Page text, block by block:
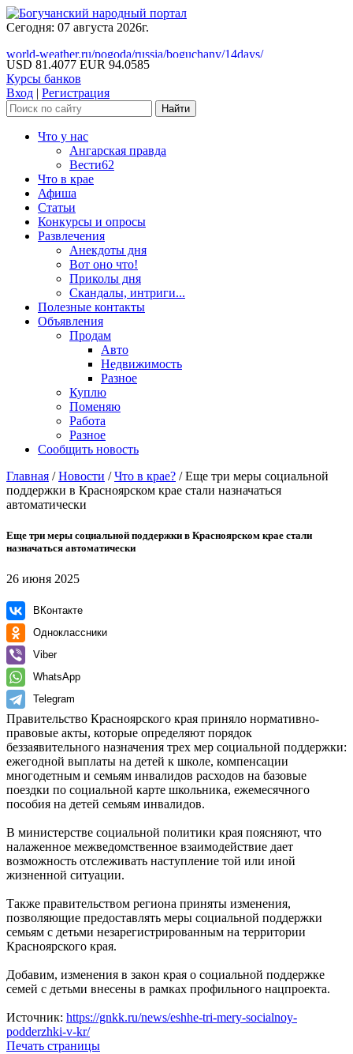
Сегодня: 07 августа 2026г.
world-weather.ru/pogoda/russia/boguchany/14days/
USD 81.4077 EUR 94.0585
Курсы банков
Вход | Регистрация
Что у нас
Ангарская правда
Вести62
Что в крае
Афиша
Статьи
Конкурсы и опросы
Развлечения
Анекдоты дня
Вот оно что!
Приколы дня
Скандалы, интриги...
Полезные контакты
Объявления
Продам
Авто
Недвижимость
Разное
Куплю
Поменяю
Работа
Разное
Сообщить новость
Главная /Новости /Что в крае? /Еще три меры социальной
поддержки в Красноярском крае стали назначаться
автоматически
Еще три меры социальной поддержки в Красноярском крае стали
назначаться автоматически
26 июня 2025
ВКонтакте
Одноклассники
Viber
WhatsApp
Telegram
Правительство Красноярского края приняло нормативно-
правовые акты, которые определяют порядок
беззаявительного назначения трех мер социальной поддержки:
ежегодной выплаты на детей к школе, компенсации
многодетным и семьям инвалидов расходов на базовые
поездки по социальной карте школьника, ежемесячного
пособия на детей семьям инвалидов.
В министерстве социальной политики края поясняют, что
налаженное межведомственное взаимодействие дает
возможность отслеживать наступление той или иной
жизненной ситуации.
Также правительством региона приняты изменения,
позволяющие предоставлять меры социальной поддержки
семьям с детьми незарегистрированным на территории
Красноярского края.
Добавим, изменения в закон края о социальной поддержке
семей с детьми внесены в рамках профильного нацпроекта.
Источник: https://gnkk.ru/news/eshhe-tri-mery-socialnoy-
podderzhki-v-kr/
Печать страницы